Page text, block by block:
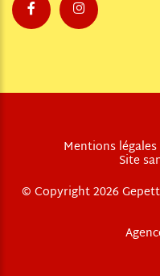
Mentions légales
Site
© Copyright 2026